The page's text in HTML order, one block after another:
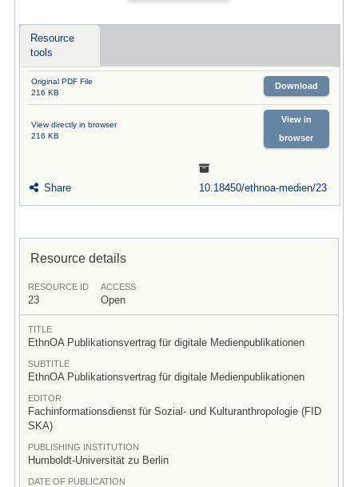
Resource
tools
Original PDF File
216 KB
Download
View directly in browser
216 KB
View in
browser
Share 10.18450/ethnoa-medien/23
Resource details
RESOURCE ID
23
ACCESS
Open
TITLE
EthnOA Publikationsvertrag für digitale Medienpublikationen
SUBTITLE
EthnOA Publikationsvertrag für digitale Medienpublikationen
EDITOR
Fachinformationsdienst für Sozial- und Kulturanthropologie (FID
SKA)
PUBLISHING INSTITUTION
Humboldt-Universität zu Berlin
DATE OF PUBLICATION